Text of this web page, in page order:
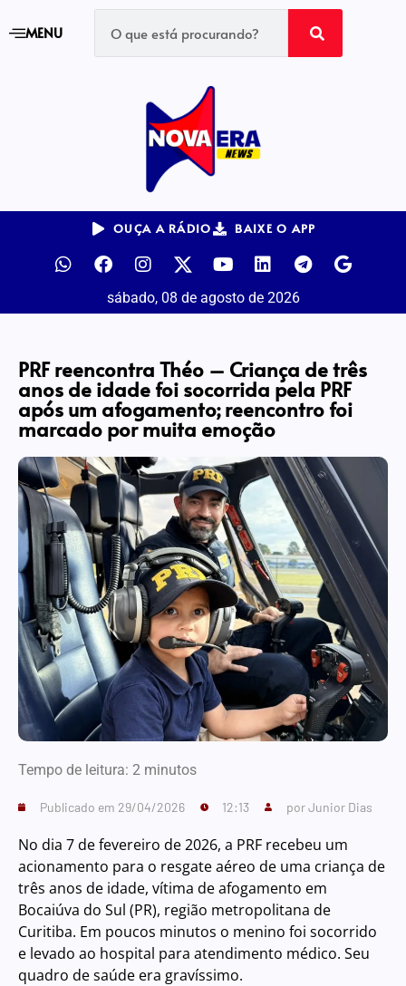
MENU
OUÇA A RÁDIO BAIXE O APP
sábado, 08 de agosto de 2026
PRF reencontra Théo – Criança de três
anos de idade foi socorrida pela PRF
após um afogamento; reencontro foi
marcado por muita emoção
Tempo de leitura: 2 minutos
Publicado em 29/04/2026 12:13 porJunior Dias
No dia 7 de fevereiro de 2026, a PRF recebeu um
acionamento para o resgate aéreo de uma criança de
três anos de idade, vítima de afogamento em
Bocaiúva do Sul (PR), região metropolitana de
Curitiba. Em poucos minutos o menino foi socorrido
e levado ao hospital para atendimento médico. Seu
quadro de saúde era gravíssimo.